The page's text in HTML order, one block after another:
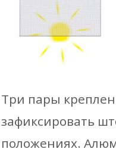
Три пары
зафиксировать
положениях.